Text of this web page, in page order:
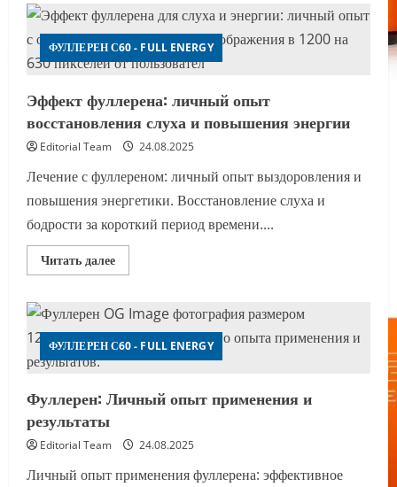
масел
с
фуллереном
для
снижения
веса
ФУЛЛЕРЕН С60 - FULL ENERGY
Эффект фуллерена: личный опыт
восстановления слуха и повышения энергии
Editorial Team 24.08.2025
Лечение с фуллереном: личный опыт выздоровления и
повышения энергетики. Восстановление слуха и
бодрости за короткий период времени....
Читать далееПрочитать
больше
фуллерена:
личный
опыт
восстановления
слуха
энергии
ФУЛЛЕРЕН С60 - FULL ENERGY
Фуллерен: Личный опыт применения и
результаты
Editorial Team 24.08.2025
Личный опыт применения фуллерена: эффективное